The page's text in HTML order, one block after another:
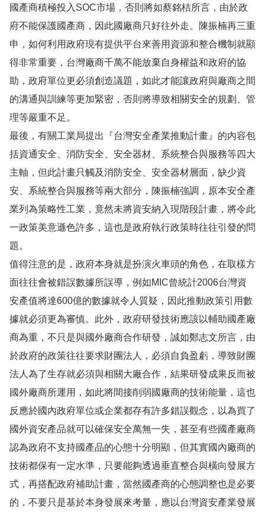
國產商積極投入SOC市場，否則將如蔡銘桔所言，由於政
府不能保護國產商，因此國廠商只好往外走。陳振楠再三重
申，如何利用政府現有提供平台來善用資源和整合機制就顯
得非常重要，台灣廠商千萬不能放棄自身權益和政府的協
助，政府單位更必須創造議題，如此才能讓政府與廠商之間
的溝通與訓練等更加緊密，否則將導致相關安全的規劃、管
理等嚴重不足。
最後，有關工業局提出『台灣安全產業推動計畫』的內容包
括資通安全、消防安全、安全器材、系統整合與服務等四大
主軸，但此計畫只觸及消防安全、安全器材層面，缺少資
安、系統整合與服務等兩大部分，陳振楠強調，原本安全產
業列為策略性工業，竟然未將資安納入現階段計畫，將令此
一政策美意遜色許多，這也是政府執行政策時往往引發的問
題。
值得注意的是，政府本身就是扮演火車頭的角色，在取樣方
面往往會被錯誤數據所誤導，例如MIC曾統計2006台灣資
安產值將達600億的數據就令人質疑，因此推動政策引用數
據就必須更為審慎。此外，政府研發技術應該以輔助國產廠
商為重，不只是與國外廠商合作研發，誠如鄭志文所言，由
於政府的政策往往要求財團法人，必須自負盈虧，導致財團
法人為了生存就必須與相關大廠合作，結果研發成果反而被
國外廠商所運用，如此將間接削弱國廠商的技術能量，這也
反應於國內政府單位或企業都存有許多錯誤觀念，以為買了
國外資安產品就可以確保安全萬無一失，甚至有些國產廠商
認為政府不支持國產品的心態十分明顯，但其實國內廠商的
技術都保有一定水準，只要能夠透過垂直整合與橫向發展方
式，再搭配政府補助計畫，當然國產商的心態調整也是必要
的，不要只是基於本身發展來考量，應以台灣資安產業發展